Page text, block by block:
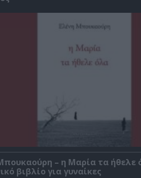
– η Μαρία τα ήθελε
βιβλίο για γυναίκες